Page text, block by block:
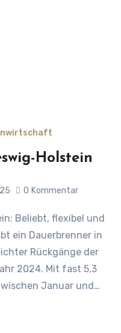
Holstein
0 Kommentar
ein Dauerbrenner in
Rückgänge der
2024. Mit fast 5,3
Januar und…